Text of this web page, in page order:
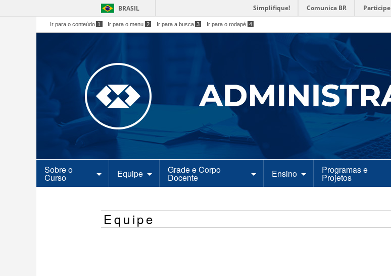
BRASIL Simplifique! Comunica BR Participe
Ir para o conteúdo 1 Ir para o menu 2 Ir para a busca 3 Ir para o rodapé 4
Sobre o
Curso Equipe Grade e Corpo
Docente Ensino Programas e
Projetos
Equipe